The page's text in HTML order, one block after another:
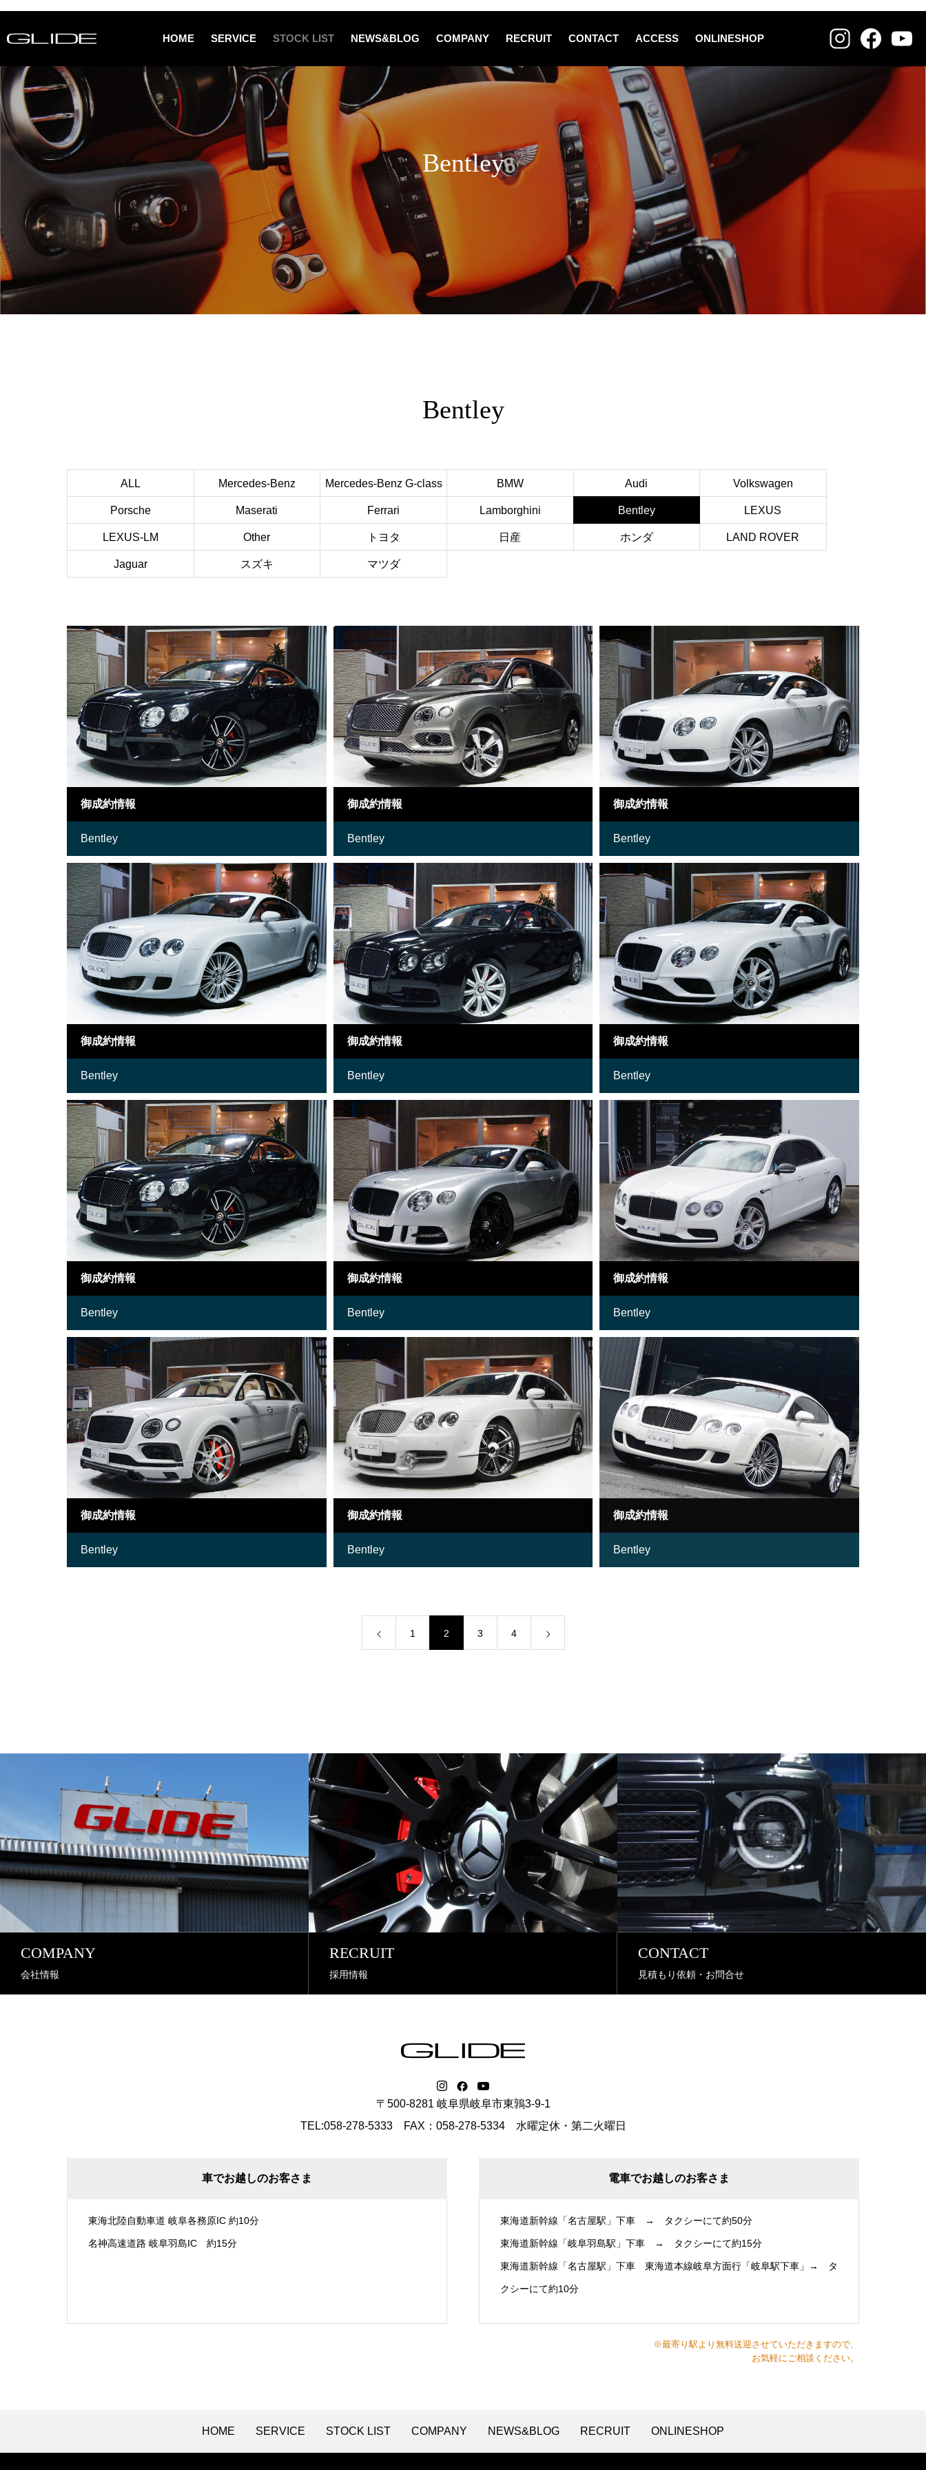
HOME SERVICE STOCK LIST NEWS&BLOG COMPANY RECRUIT CONTACT ACCESS ONLINESHOP
Bentley
Bentley
ALL Mercedes-Benz Mercedes-Benz G-class BMW Audi Volkswagen
Porsche Maserati Ferrari Lamborghini Bentley LEXUS
LEXUS-LM Other トヨタ 日産 ホンダ LAND ROVER
Jaguar スズキ マツダ
御成約情報
Bentley
御成約情報
Bentley
御成約情報
Bentley
御成約情報
Bentley
御成約情報
Bentley
御成約情報
Bentley
御成約情報
Bentley
御成約情報
Bentley
御成約情報
Bentley
御成約情報
Bentley
御成約情報
Bentley
御成約情報
Bentley
1 2 3 4
COMPANY
会社情報
RECRUIT
採用情報
CONTACT
見積もり依頼・お問合せ
〒500-8281 岐阜県岐阜市東鶉3-9-1
TEL:058-278-5333 FAX：058-278-5334 水曜定休・第二火曜日
車でお越しのお客さま
東海北陸自動車道 岐阜各務原IC 約10分
名神高速道路 岐阜羽島IC 約15分
電車でお越しのお客さま
東海道新幹線「名古屋駅」下車 → タクシーにて約50分
東海道新幹線「岐阜羽島駅」下車 → タクシーにて約15分
東海道新幹線「名古屋駅」下車 東海道本線岐阜方面行「岐阜駅下車」→ タ
クシーにて約10分
※最寄り駅より無料送迎させていただきますので、
お気軽にご相談ください。
HOME SERVICE STOCK LIST COMPANY NEWS&BLOG RECRUIT ONLINESHOP